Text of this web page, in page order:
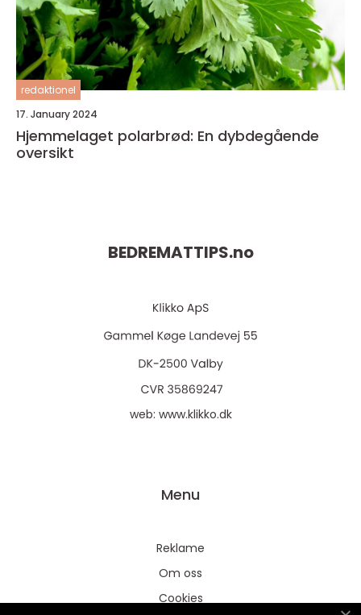
redaktionel
17. January 2024
Hjemmelaget polarbrød: En dybdegående
oversikt
BEDREMATTIPS.no
web: www.klikko.dk
Menu
Reklame
Om oss
Cookies